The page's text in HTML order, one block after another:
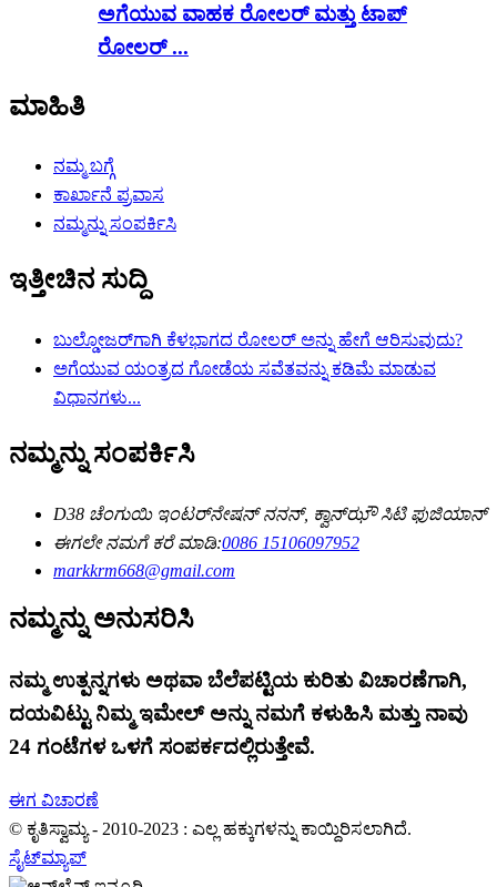
ಅಗೆಯುವ ವಾಹಕ ರೋಲರ್ ಮತ್ತು ಟಾಪ್
ರೋಲರ್ ...
ಮಾಹಿತಿ
ನಮ್ಮ ಬಗ್ಗೆ
ಕಾರ್ಖಾನೆ ಪ್ರವಾಸ
ನಮ್ಮನ್ನು ಸಂಪರ್ಕಿಸಿ
ಇತ್ತೀಚಿನ ಸುದ್ದಿ
ಬುಲ್ಡೋಜರ್‌ಗಾಗಿ ಕೆಳಭಾಗದ ರೋಲರ್ ಅನ್ನು ಹೇಗೆ ಆರಿಸುವುದು?
ಅಗೆಯುವ ಯಂತ್ರದ ಗೋಡೆಯ ಸವೆತವನ್ನು ಕಡಿಮೆ ಮಾಡುವ
ವಿಧಾನಗಳು...
ನಮ್ಮನ್ನು ಸಂಪರ್ಕಿಸಿ
D38 ಚೆಂಗುಯಿ ಇಂಟರ್‌ನೇಷನ್ ನನನ್, ಕ್ವಾನ್‌ಝೌ ಸಿಟಿ ಫುಜಿಯಾನ್
ಈಗಲೇ ನಮಗೆ ಕರೆ ಮಾಡಿ:0086 15106097952
markkrm668@gmail.com
ನಮ್ಮನ್ನು ಅನುಸರಿಸಿ
ನಮ್ಮ ಉತ್ಪನ್ನಗಳು ಅಥವಾ ಬೆಲೆಪಟ್ಟಿಯ ಕುರಿತು ವಿಚಾರಣೆಗಾಗಿ,
ದಯವಿಟ್ಟು ನಿಮ್ಮ ಇಮೇಲ್ ಅನ್ನು ನಮಗೆ ಕಳುಹಿಸಿ ಮತ್ತು ನಾವು
24 ಗಂಟೆಗಳ ಒಳಗೆ ಸಂಪರ್ಕದಲ್ಲಿರುತ್ತೇವೆ.
ಈಗ ವಿಚಾರಣೆ
© ಕೃತಿಸ್ವಾಮ್ಯ - 2010-2023 : ಎಲ್ಲ ಹಕ್ಕುಗಳನ್ನು ಕಾಯ್ದಿರಿಸಲಾಗಿದೆ.
ಸೈಟ್‌ಮ್ಯಾಪ್